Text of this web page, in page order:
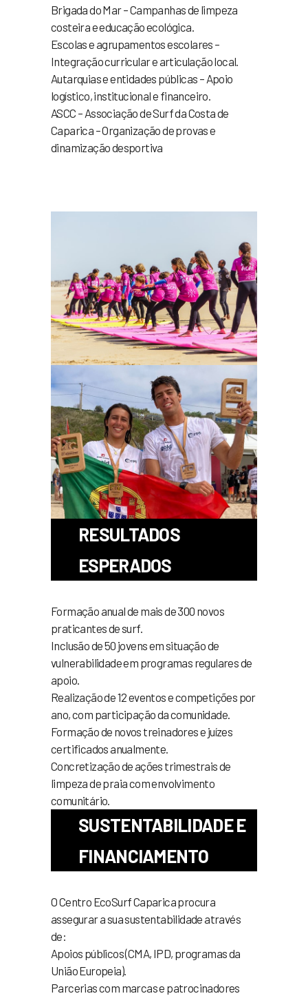
Brigada do Mar – Campanhas de limpeza
costeira e educação ecológica.
Escolas e agrupamentos escolares –
Integração curricular e articulação local.
Autarquias e entidades públicas – Apoio
logístico, institucional e financeiro.
ASCC – Associação de Surf da Costa de
Caparica – Organização de provas e
dinamização desportiva
RESULTADOS
ESPERADOS
Formação anual de mais de 300 novos
praticantes de surf.
Inclusão de 50 jovens em situação de
vulnerabilidade em programas regulares de
apoio.
Realização de 12 eventos e competições por
ano, com participação da comunidade.
Formação de novos treinadores e juízes
certificados anualmente.
Concretização de ações trimestrais de
limpeza de praia com envolvimento
comunitário.
SUSTENTABILIDADE E
FINANCIAMENTO
O Centro EcoSurf Caparica procura
assegurar a sua sustentabilidade através
de:
Apoios públicos (CMA, IPD, programas da
União Europeia).
Parcerias com marcas e patrocinadores